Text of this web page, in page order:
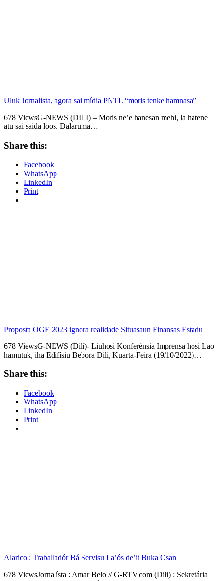
Uluk Jornalista, agora sai mídia PNTL “moris tenke hamnasa”
678 ViewsG-NEWS (DILI) – Moris ne’e hanesan mehi, la hatene
atu sai saida loos. Dalaruma…
Share this:
Facebook
WhatsApp
LinkedIn
Print
Proposta OGE 2023 ignora realidade Situasaun Finansas Estadu
678 ViewsG-NEWS (Dili)- Liuhosi Konferénsia Imprensa hosi Lao
hamutuk, iha Edifísiu Bebora Dili, Kuarta-Feira (19/10/2022)…
Share this:
Facebook
WhatsApp
LinkedIn
Print
Alarico : Traballadór Bá Servisu La’ós de’it Buka Osan
678 ViewsJornalísta : Amar Belo // G-RTV.com (Dili) : Sekretária